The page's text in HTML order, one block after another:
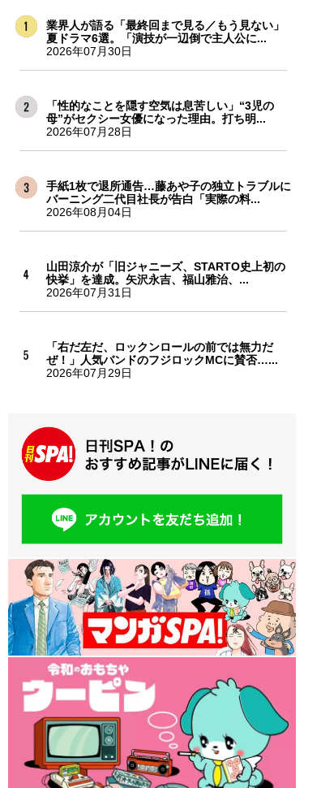
業界人が語る「最終回まで見る／もう見ない」
夏ドラマ6選。「演技が一辺倒で主人公に...
2026年07月30日
「性的なことを隠す空気は息苦しい」“3児の
母”がセクシー女優になった理由。打ち明...
2026年07月28日
手紙1枚で退所通告…藤あや子の独立トラブルに
バーニング二代目社長が告白「実際の料...
2026年08月04日
山田涼介が「旧ジャニーズ、STARTO史上初の
快挙」を達成。矢沢永吉、福山雅治、...
2026年07月31日
「右だ左だ、ロックンロールの前では無力だ
ぜ！」人気バンドのフジロックMCに賛否…...
2026年07月29日